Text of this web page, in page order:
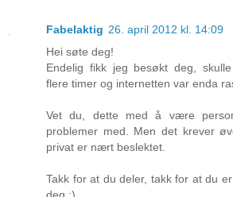
Fabelaktig 26. april 2012 kl. 14:09
Hei søte deg!
Endelig fikk jeg besøkt deg,
flere timer og internetten var enda
Vet du, dette med å være
problemer med. Men det krever
privat er nært beslektet.
Takk for at du deler, takk for at du